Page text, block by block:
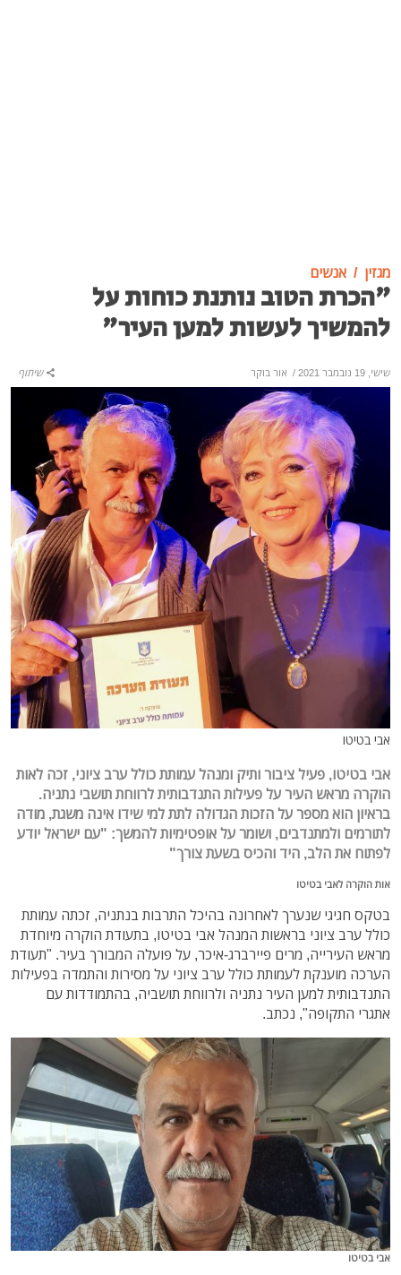
מגזין אנשים
"הכרת הטוב נותנת כוחות על
להמשיך לעשות למען העיר"
שישי, 19 נובמבר 2021 / אור בוקר שיתוף
אבי בטיטו
אבי בטיטו, פעיל ציבור ותיק ומנהל עמותת כולל ערב ציוני, זכה לאות
הוקרה מראש העיר על פעילות התנדבותית לרווחת תושבי נתניה.
בראיון הוא מספר על הזכות הגדולה לתת למי שידו אינה משגת, מודה
לתורמים ולמתנדבים, ושומר על אופטימיות להמשך: "עם ישראל יודע
לפתוח את הלב, היד והכיס בשעת צורך"
אות הוקרה לאבי בטיטו
בטקס חגיגי שנערך לאחרונה בהיכל התרבות בנתניה, זכתה עמותת
כולל ערב ציוני בראשות המנהל אבי בטיטו, בתעודת הוקרה מיוחדת
מראש העירייה, מרים פיירברג-איכר, על פועלה המבורך בעיר. "תעודת
הערכה מוענקת לעמותת כולל ערב ציוני על מסירות והתמדה בפעילות
התנדבותית למען העיר נתניה ולרווחת תושביה, בהתמודדות עם
אתגרי התקופה", נכתב.
אבי בטיטו